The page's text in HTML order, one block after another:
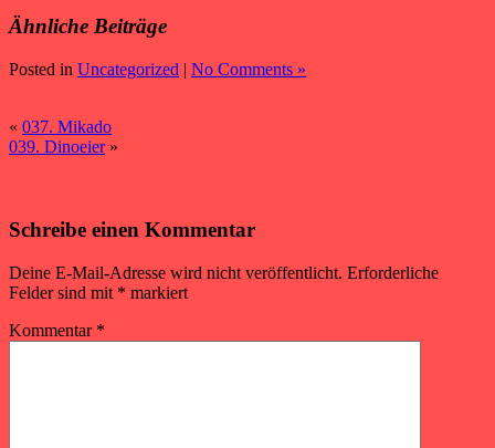
Ähnliche Beiträge
Posted in Uncategorized | No Comments »
« 037. Mikado
039. Dinoeier»
Schreibe einen Kommentar
Deine E-Mail-Adresse wird nicht veröffentlicht. Erforderliche
Felder sind mit * markiert
Kommentar *